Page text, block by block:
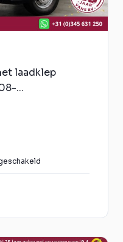
laadklep
...